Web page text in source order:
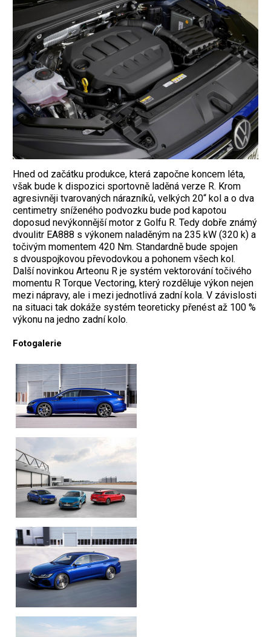
Hned od začátku produkce, která započne koncem léta,
však bude k dispozici sportovně laděná verze R. Krom
agresivněji tvarovaných nárazníků, velkých 20“ kol a o dva
centimetry sníženého podvozku bude pod kapotou
doposud nevýkonnější motor z Golfu R. Tedy dobře známý
dvoulitr EA888 s výkonem naladěným na 235 kW (320 k) a
točivým momentem 420 Nm. Standardně bude spojen
s dvouspojkovou převodovkou a pohonem všech kol.
Další novinkou Arteonu R je systém vektorování točivého
momentu R Torque Vectoring, který rozděluje výkon nejen
mezi nápravy, ale i mezi jednotlivá zadní kola. V závislosti
na situaci tak dokáže systém teoreticky přenést až 100 %
výkonu na jedno zadní kolo.
Fotogalerie